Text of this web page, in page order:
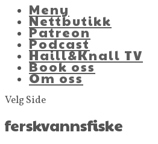
Meny
Nettbutikk
Patreon
Podcast
Haill&Knall TV
Book oss
Om oss
Velg Side
ferskvannsfiske